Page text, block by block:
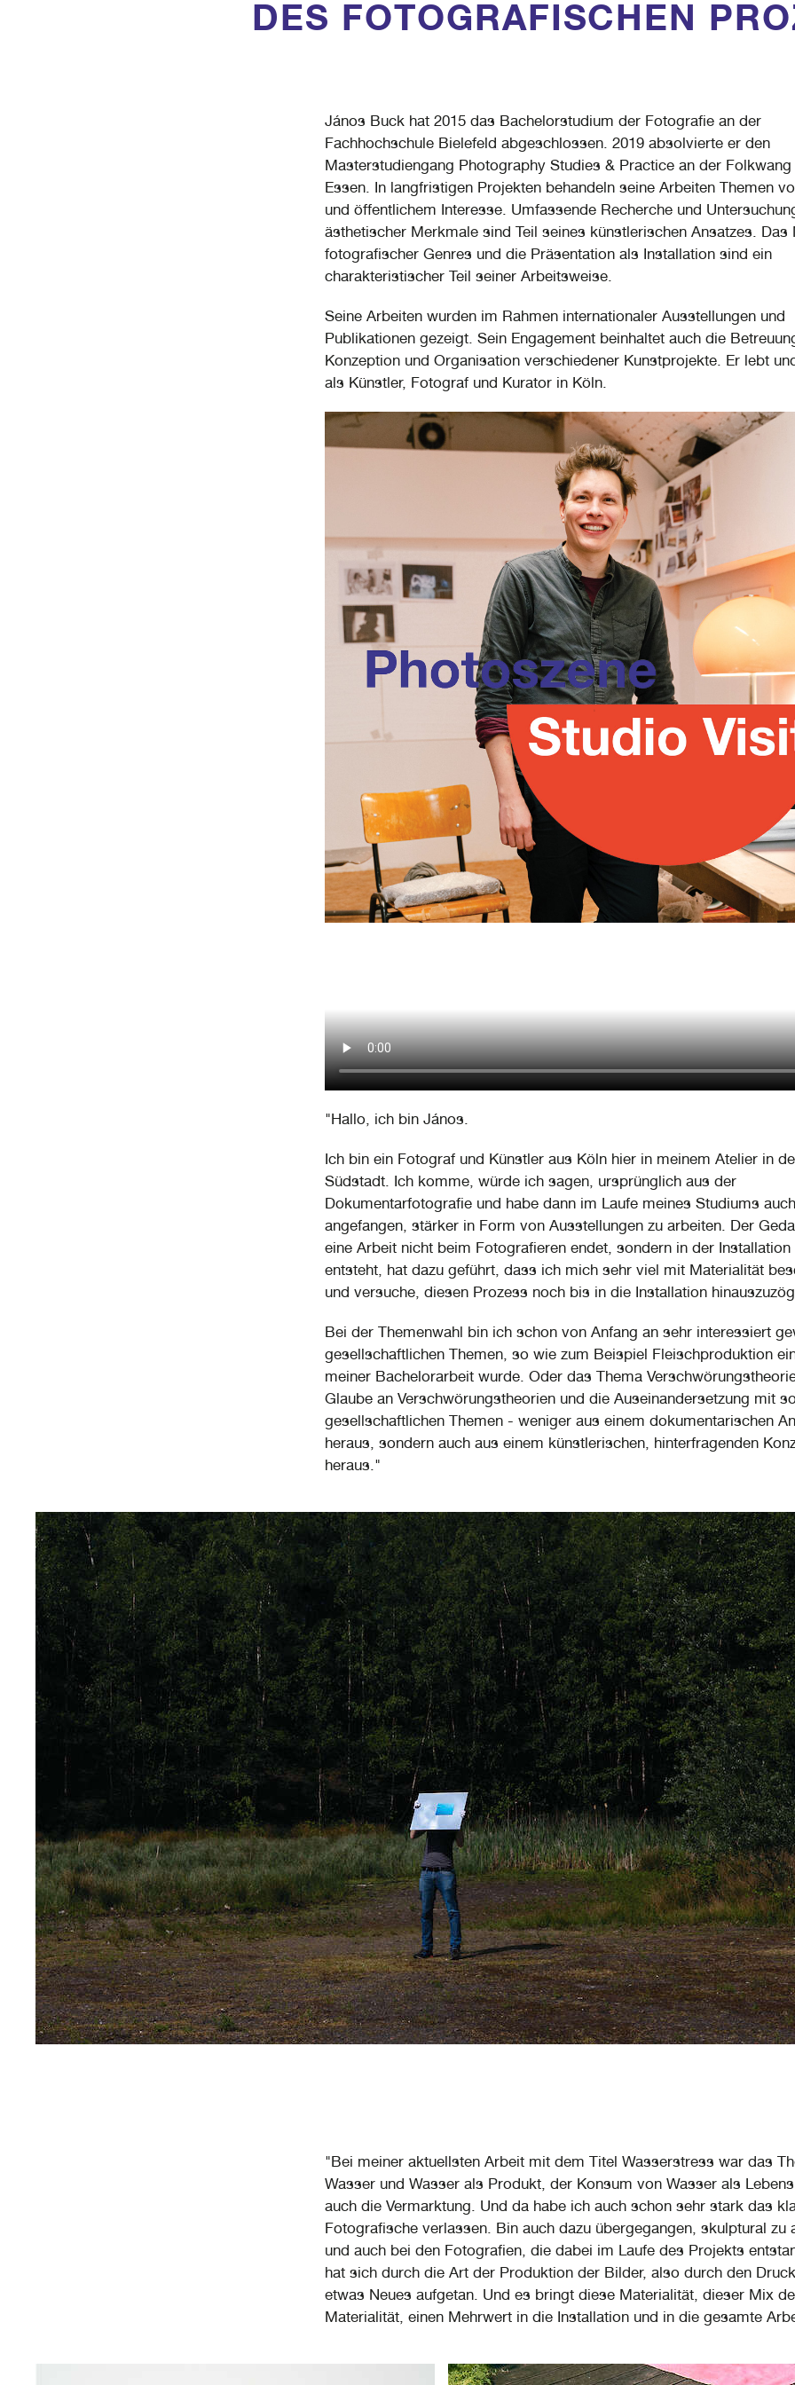
DES FOTOGRAFISCHEN
János Buck hat 2015 das Bachelorstudium der Fotografie an der
Fachhochschule Bielefeld abgeschlossen. 2019 absolvierte er den
Masterstudiengang Photography Studies & Practice an der
Essen. In langfristigen Projekten behandeln seine Arbeiten Themen
und öffentlichem Interesse. Umfassende Recherche und
ästhetischer Merkmale sind Teil seines künstlerischen Ansatzes. Das
fotografischer Genres und die Präsentation als Installation sind ein
charakteristischer Teil seiner Arbeitsweise.
Seine Arbeiten wurden im Rahmen internationaler Ausstellungen und
Publikationen gezeigt. Sein Engagement beinhaltet auch die
Konzeption und Organisation verschiedener Kunstprojekte. Er lebt
als Künstler, Fotograf und Kurator in Köln.
"Hallo, ich bin János.
Ich bin ein Fotograf und Künstler aus Köln hier in meinem Atelier in
Südstadt. Ich komme, würde ich sagen, ursprünglich aus der
Dokumentarfotografie und habe dann im Laufe meines Studiums auch
angefangen, stärker in Form von Ausstellungen zu arbeiten. Der
eine Arbeit nicht beim Fotografieren endet, sondern in der Installation
entsteht, hat dazu geführt, dass ich mich sehr viel mit Materialität
und versuche, diesen Prozess noch bis in die Installation
Bei der Themenwahl bin ich schon von Anfang an sehr interessiert
gesellschaftlichen Themen, so wie zum Beispiel Fleischproduktion
meiner Bachelorarbeit wurde. Oder das Thema
Glaube an Verschwörungstheorien und die Auseinandersetzung mit
gesellschaftlichen Themen - weniger aus einem dokumentarischen
heraus, sondern auch aus einem künstlerischen, hinterfragenden
heraus."
"Bei meiner aktuellsten Arbeit mit dem Titel Wasserstress war das
Wasser und Wasser als Produkt, der Konsum von Wasser als
auch die Vermarktung. Und da habe ich auch schon sehr stark das
Fotografische verlassen. Bin auch dazu übergegangen, skulptural zu
und auch bei den Fotografien, die dabei im Laufe des Projekts
hat sich durch die Art der Produktion der Bilder, also durch den
etwas Neues aufgetan. Und es bringt diese Materialität, dieser Mix
Materialität, einen Mehrwert in die Installation und in die gesamte